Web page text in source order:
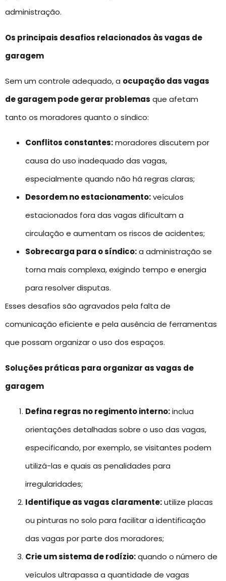
administração.
Os principais desafios relacionados às vagas de
garagem
Sem um controle adequado, a ocupação das vagas
de garagem pode gerar problemas que afetam
tanto os moradores quanto o síndico:
Conflitos constantes:moradores discutem por
causa do uso inadequado das vagas,
especialmente quando não há regras claras;
Desordem no estacionamento:veículos
estacionados fora das vagas dificultam a
circulação e aumentam os riscos de acidentes;
Sobrecarga para o síndico:a administração se
torna mais complexa, exigindo tempo e energia
para resolver disputas.
Esses desafios são agravados pela falta de
comunicação eficiente e pela ausência de ferramentas
que possam organizar o uso dos espaços.
Soluções práticas para organizar as vagas de
garagem
Defina regras no regimento interno:inclua
orientações detalhadas sobre o uso das vagas,
especificando, por exemplo, se visitantes podem
utilizá-las e quais as penalidades para
irregularidades;
Identifique as vagas claramente:utilize placas
ou pinturas no solo para facilitar a identificação
das vagas por parte dos moradores;
Crie um sistema de rodízio:quando o número de
veículos ultrapassa a quantidade de vagas